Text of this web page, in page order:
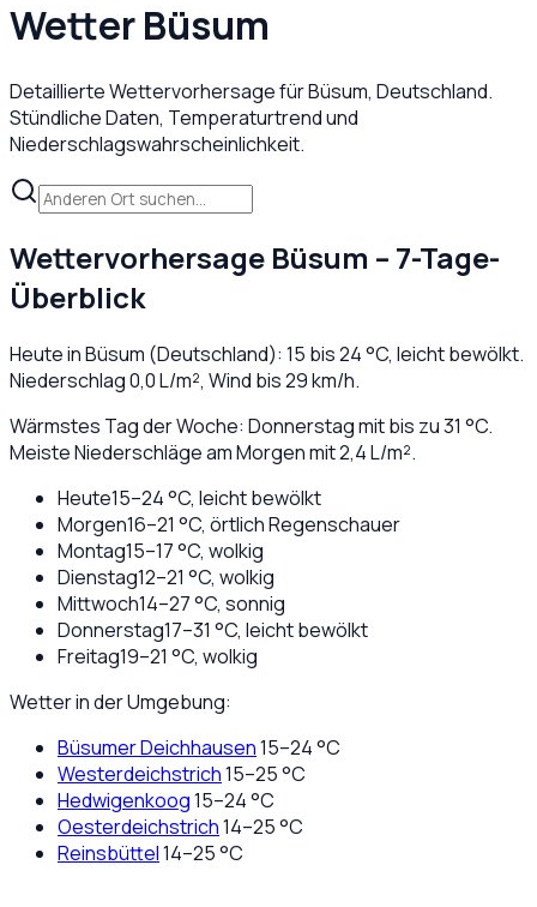
WetterBüsum
Detaillierte Wettervorhersage fürBüsum, Deutschland.
Stündliche Daten, Temperaturtrend und
Niederschlagswahrscheinlichkeit.
Wettervorhersage Büsum – 7-Tage-
Überblick
Heute inBüsum (Deutschland): 15 bis24°C, leicht bewölkt.
Niederschlag0,0L/m², Wind bis29km/h.
Wärmstes Tag der Woche: Donnerstag mit bis zu 31 °C.
Meiste Niederschläge am Morgen mit 2,4 L/m².
Heute15–24°C, leicht bewölkt
Morgen16–21 °C, örtlich Regenschauer
Montag15–17°C, wolkig
Dienstag12–21 °C, wolkig
Mittwoch14–27°C, sonnig
Donnerstag17–31 °C, leicht bewölkt
Freitag19–21 °C, wolkig
Wetter in der Umgebung:
Büsumer Deichhausen15–24°C
Westerdeichstrich15–25°C
Hedwigenkoog15–24°C
Oesterdeichstrich14–25°C
Reinsbüttel14–25°C